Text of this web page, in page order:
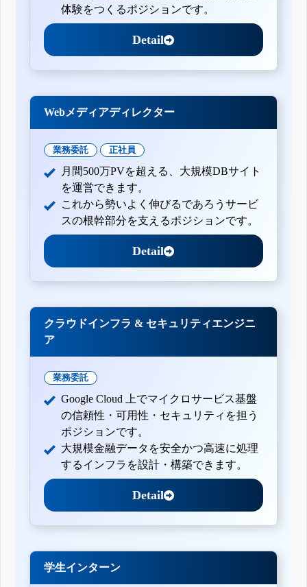
体験をつくるポジションです。
Detail
Webメディアディレクター
業務委託 正社員
月間500万PVを超える、大規模DBサイト
を運営できます。
これから勢いよく伸びるであろうサービ
スの根幹部分を支えるポジションです。
Detail
クラウドインフラ & セキュリティエンジニ
ア
業務委託
Google Cloud 上でマイクロサービス基盤
の信頼性・可用性・セキュリティを担う
ポジションです。
大規模金融データを安全かつ高速に処理
するインフラを設計・構築できます。
Detail
学生インターン